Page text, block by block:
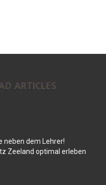
ARTICLES
neben dem Lehrer!
Zeeland optimal erleben